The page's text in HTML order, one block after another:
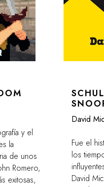
y el
la
de unos
Romero,
exitosas,
David
Fue el
los
David